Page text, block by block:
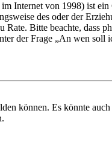
Internet von 1998) ist
des oder der
Bitte beachte, dass
der Frage „An wen soll
können. Es könnte